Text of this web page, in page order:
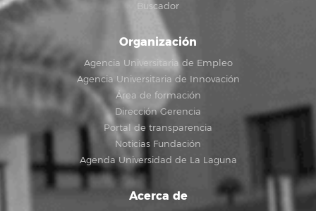
Buscador
Organización
Agencia Universitaria de Empleo
Agencia Universitaria de Innovación
Área de formación
Dirección Gerencia
Portal de transparencia
Noticias Fundación
Agenda Universidad de La Laguna
Acerca de